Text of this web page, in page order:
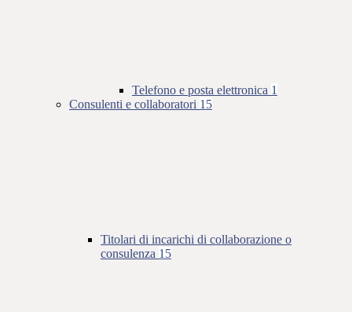
Telefono e posta elettronica 1
Consulenti e collaboratori 15
Titolari di incarichi di collaborazione o
consulenza 15